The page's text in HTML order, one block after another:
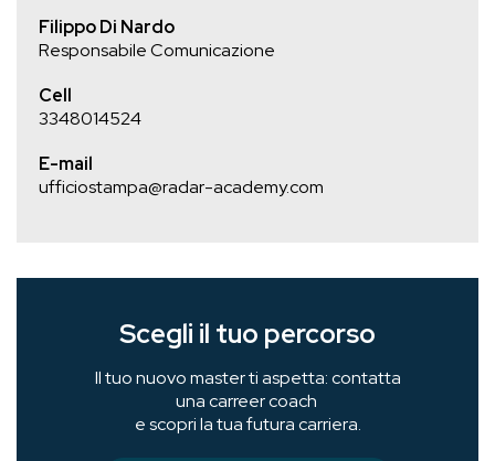
Filippo Di Nardo
Responsabile Comunicazione
Cell
3348014524
E-mail
ufficiostampa@radar-academy.com
Scegli il tuo percorso
Il tuo nuovo master ti aspetta: contatta
una carreer coach
e scopri la tua futura carriera.